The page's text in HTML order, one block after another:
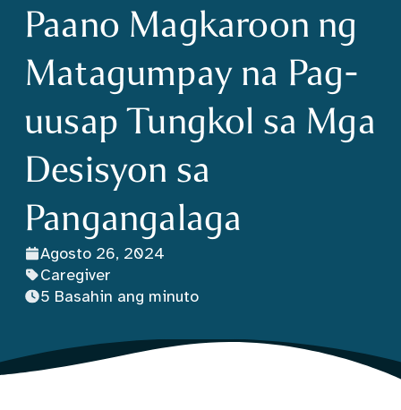
Paano Magkaroon ng
Matagumpay na Pag-
uusap Tungkol sa Mga
Desisyon sa
Pangangalaga
Agosto 26, 2024
Caregiver
5 Basahin ang minuto